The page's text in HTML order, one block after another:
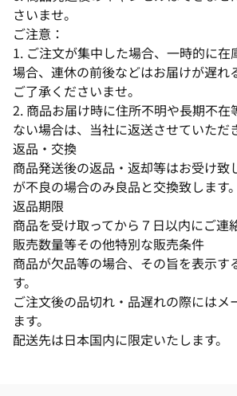
さいませ。
ご注意：
1. ご注文が集中した場合、一時的に在
場合、連休の前後などはお届けが遅れ
ご了承くださいませ。
2. 商品お届け時に住所不明や長期不在
ない場合は、当社に返送させていただ
返品・交換
商品発送後の返品・返却等はお受け致
が不良の場合のみ良品と交換致します。
返品期限
商品を受け取ってから７日以内にご連
販売数量等その他特別な販売条件
商品が欠品等の場合、その旨を表示す
す。
ご注文後の品切れ・品遅れの際にはメ
ます。
配送先は日本国内に限定いたします。